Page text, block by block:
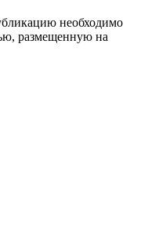
необходимо
размещенную на